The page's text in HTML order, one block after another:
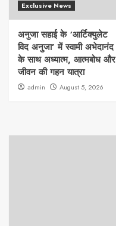
Exclusive News
अनुजा सहाई के ‘आर्टिक्युलेट
विद अनुजा’ में स्वामी अभेदानंद
के साथ अध्यात्म, आत्मबोध और
जीवन की गहन यात्रा
admin August 5, 2026